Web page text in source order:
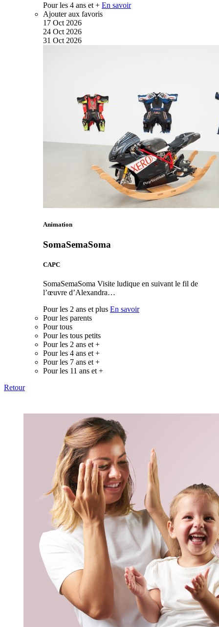
Pour les 4 ans et + En savoir
Ajouter aux favoris
17 Oct 2026
24 Oct 2026
31 Oct 2026
Animation
SomaSemaSoma
CAPC
SomaSemaSoma Visite ludique en suivant le fil de
l’œuvre d’Alexandra…
Pour les 2 ans et plus En savoir
Pour les parents
Pour tous
Pour les tous petits
Pour les 2 ans et +
Pour les 4 ans et +
Pour les 7 ans et +
Pour les 11 ans et +
Retour